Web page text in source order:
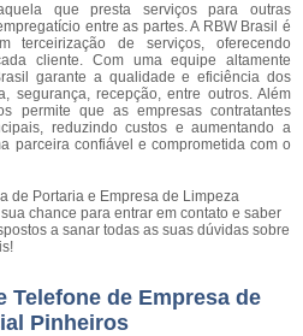
que presta serviços para outras
entre as partes. A RBW Brasil é
terceirização de serviços, oferecendo
cliente. Com uma equipe altamente
garante a qualidade e eficiência dos
segurança, recepção, entre outros. Além
permite que as empresas contratantes
reduzindo custos e aumentando a
parceira confiável e comprometida com o
de Portaria e Empresa de Limpeza
chance para entrar em contato e saber
a sanar todas as suas dúvidas sobre
Telefone de Empresa de
Pinheiros